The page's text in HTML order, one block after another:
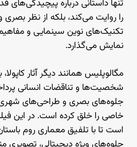
تنها داستانی درباره پیچیدگی‌های
را روایت می‌کند، بلکه از نظر بصری
تکنیک‌های نوین سینمایی و
نمایش می‌گذارد.
مگالوپلیس همانند دیگر آثار
شخصیت‌ها و تناقضات انسانی
جلوه‌های بصری و طراحی‌های شهری
خاصی را خلق کرده است. در این
است تا با تلفیق معماری روم